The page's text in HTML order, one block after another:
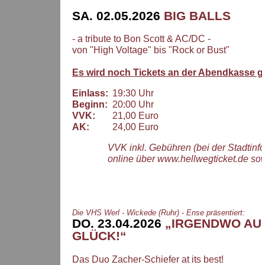
SA. 02.05.2026 BIG BALLS
- a tribute to Bon Scott & AC/DC -
von "High Voltage" bis "Rock or Bust"
Es wird noch Tickets an der Abendkasse
Einlass: 19:30 Uhr
Beginn: 20:00 Uhr
VVK:
21,00 Euro
AK:
24,00 Euro
VVK inkl. Gebühren (bei der
online über www.hellwegticket.de
Die VHS Werl - Wickede (Ruhr) - Ense präsentiert:
DO. 23.04.2026 „IRGENDWO
GLÜCK!“
Das Duo Zacher-Schiefer at its best!